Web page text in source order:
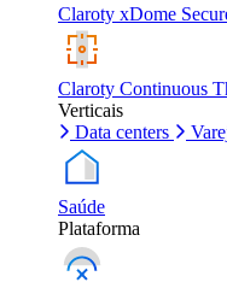
Claroty xDome
Claroty Continuous
Verticais
Data centers
Saúde
Plataforma